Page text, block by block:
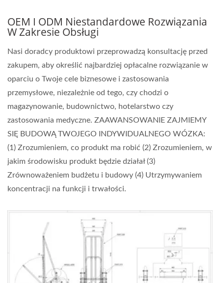
OEM I ODM Niestandardowe Rozwiązania
W Zakresie Obsługi
Nasi doradcy produktowi przeprowadzą konsultację przed
zakupem, aby określić najbardziej opłacalne rozwiązanie w
oparciu o Twoje cele biznesowe i zastosowania
przemysłowe, niezależnie od tego, czy chodzi o
magazynowanie, budownictwo, hotelarstwo czy
zastosowania medyczne. ZAAWANSOWANIE ZAJMIEMY
SIĘ BUDOWĄ TWOJEGO INDYWIDUALNEGO WÓZKA:
(1) Zrozumieniem, co produkt ma robić (2) Zrozumieniem, w
jakim środowisku produkt będzie działał (3)
Zrównoważeniem budżetu i budowy (4) Utrzymywaniem
koncentracji na funkcji i trwałości.